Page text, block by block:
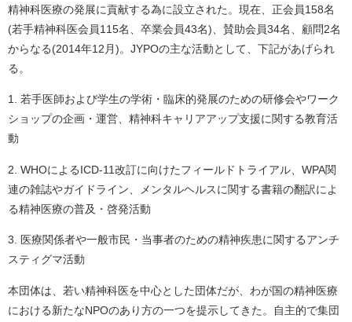
精神科医療の発展に貢献する為に設立された。現在、正会員158名
(若手精神科医会員115名、卒業会員43名)、賛助会員34名、顧問2名
からなる(2014年12月)。JYPOの主な活動として、下記があげられ
る。
1. 若手医師および学生の学術・臨床的発展のための研修会やワーク
ショップの企画・運営、 精神科キャリアアップ支援に関する教育活
動
2. WHOによるICD-11改訂に向けたフィールドトライアル、WPA関
連の雑誌やガイドライン、メンタルヘルスに関する書籍の翻訳によ
る精神医療の普及・啓発活動
3. 医療関係者や一般市民・当事者のための精神疾患に関するアンチ
スティグマ活動
本団体は、若い精神科医を中心とした団体だが、わが国の精神医療
における新たなNPOのあり方の一つを提示してきた。自主的で集団